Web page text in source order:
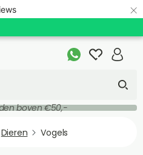
×
boven €50,-
Dieren Vogels